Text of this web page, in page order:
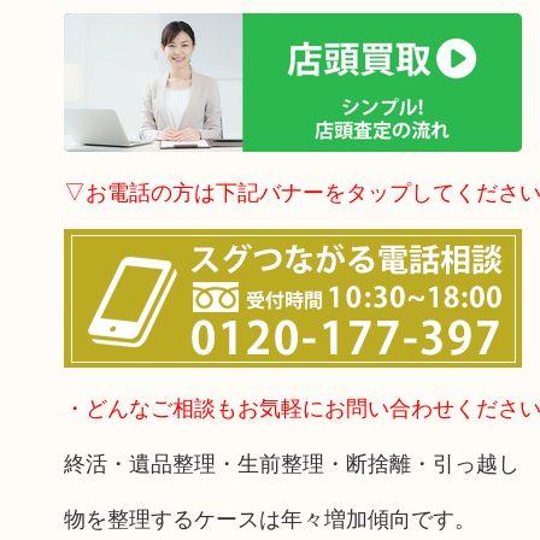
▽お電話の方は下記バナーをタップしてくださ
・どんなご相談もお気軽にお問い合わせください
終活・遺品整理・生前整理・断捨離・引っ越し
物を整理するケースは年々増加傾向です。